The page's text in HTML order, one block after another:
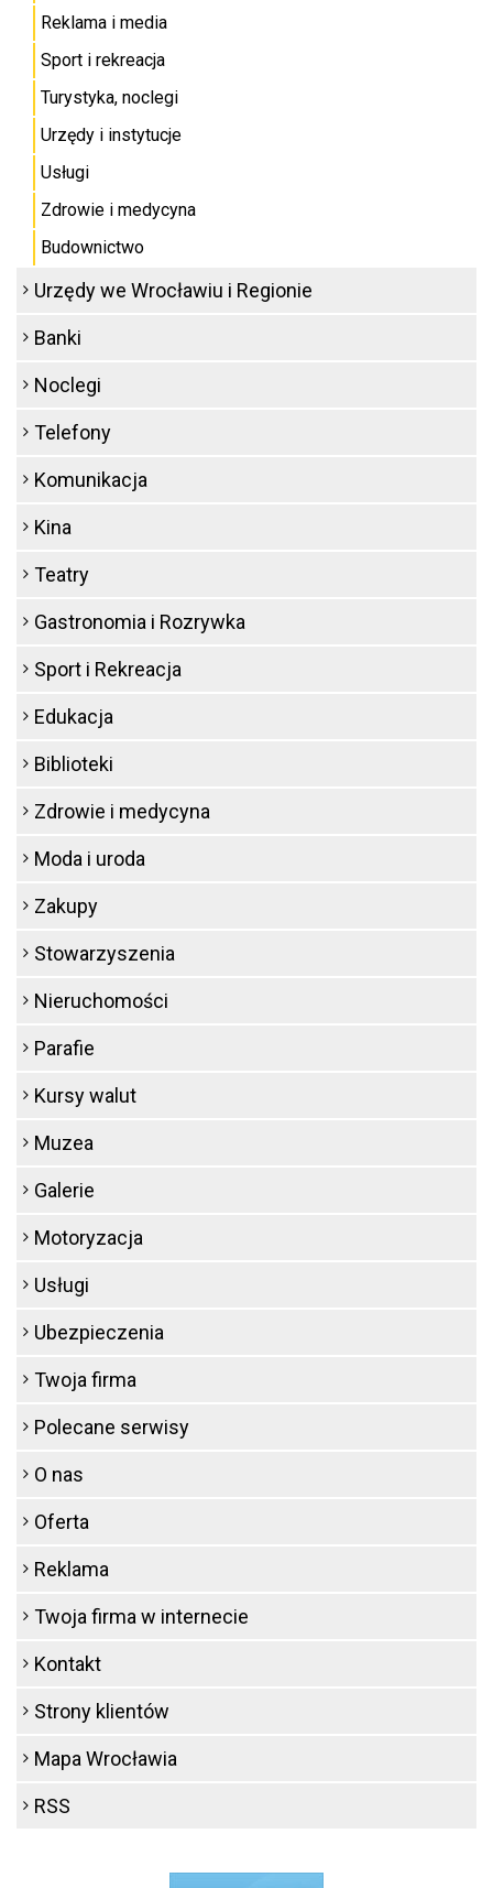
Reklama i media
Sport i rekreacja
Turystyka, noclegi
Urzędy i instytucje
Usługi
Zdrowie i medycyna
Budownictwo
Urzędy we Wrocławiu i Regionie
Banki
Noclegi
Telefony
Komunikacja
Kina
Teatry
Gastronomia i Rozrywka
Sport i Rekreacja
Edukacja
Biblioteki
Zdrowie i medycyna
Moda i uroda
Zakupy
Stowarzyszenia
Nieruchomości
Parafie
Kursy walut
Muzea
Galerie
Motoryzacja
Usługi
Ubezpieczenia
Twoja firma
Polecane serwisy
O nas
Oferta
Reklama
Twoja firma w internecie
Kontakt
Strony klientów
Mapa Wrocławia
RSS